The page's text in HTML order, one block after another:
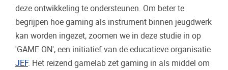
deze ontwikkeling te ondersteunen. Om beter te
begrijpen hoe gaming als instrument binnen jeugdwerk
kan worden ingezet, zoomen we in deze studie in op
'GAME ON', een initiatief van de educatieve organisatie
JEF. Het reizend gamelab zet gaming in als middel om